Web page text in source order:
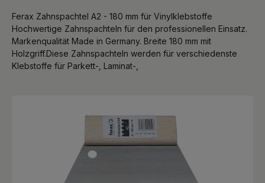
Ferax Zahnspachtel A2 - 180 mm für Vinylklebstoffe
Hochwertige Zahnspachteln für den professionellen Einsatz.
Markenqualität Made in Germany. Breite 180 mm mit
Holzgriff.Diese Zahnspachteln werden für verschiedenste
Klebstoffe für Parkett-, Laminat-,